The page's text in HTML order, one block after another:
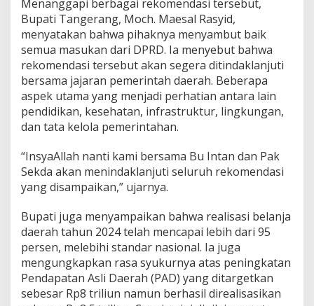
Menanggapi berbagai rekomendasi tersebut,
Bupati Tangerang, Moch. Maesal Rasyid,
menyatakan bahwa pihaknya menyambut baik
semua masukan dari DPRD. Ia menyebut bahwa
rekomendasi tersebut akan segera ditindaklanjuti
bersama jajaran pemerintah daerah. Beberapa
aspek utama yang menjadi perhatian antara lain
pendidikan, kesehatan, infrastruktur, lingkungan,
dan tata kelola pemerintahan.
“InsyaAllah nanti kami bersama Bu Intan dan Pak
Sekda akan menindaklanjuti seluruh rekomendasi
yang disampaikan,” ujarnya.
Bupati juga menyampaikan bahwa realisasi belanja
daerah tahun 2024 telah mencapai lebih dari 95
persen, melebihi standar nasional. Ia juga
mengungkapkan rasa syukurnya atas peningkatan
Pendapatan Asli Daerah (PAD) yang ditargetkan
sebesar Rp8 triliun namun berhasil direalisasikan